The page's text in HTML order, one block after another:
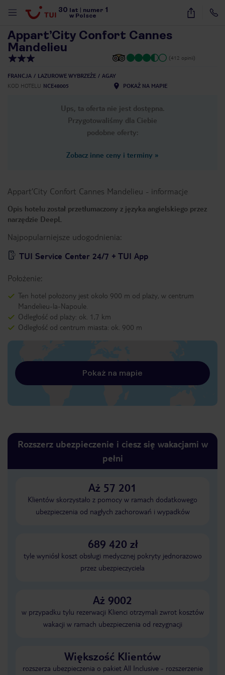
30 lat numer 1
w Polsce
40
Appart’City Confort Cannes
Mandelieu
(412 opinii)
FRANCJA LAZUROWE WYBRZEŻE
AGAY
KOD HOTELU NCE48005 POKAŻ NA MAPIE
Ups, ta oferta nie jest dostępna.
Przygotowaliśmy dla Ciebie
podobne oferty:
Zobacz inne ceny i terminy »
Appart’City Confort Cannes Mandelieu - informacje
Opis hotelu został przetłumaczony z języka angielskiego przez
narzędzie DeepL
Najpopularniejsze udogodnienia:
TUI Service Center 24/7 + TUI App
Położenie:
Ten hotel położony jest około 900 m od plaży, w centrum
Mandelieu-la-Napoule.
Odległość od plaży: ok. 1,7 km
Odległość od centrum miasta: ok. 900 m
Pokaż na mapie
Rozszerz ubezpieczenie i ciesz się wakacjami w
pełni
Aż 57 201
Klientów skorzystało z pomocy w ramach dodatkowego
ubezpieczenia od nagłych zachorowań i wypadków
689 420 zł
tyle wyniósł koszt obsługi medycznej pokryty jednorazowo
przez ubezpieczyciela
Aż 9002
w przypadku tylu rezerwacji Klienci otrzymali zwrot kosztów
wakacji w ramach ubezpieczenia od rezygnacji
Większość Klientów
rozszerza ubezpieczenia o pakiet All Inclusive - rozszerzenie